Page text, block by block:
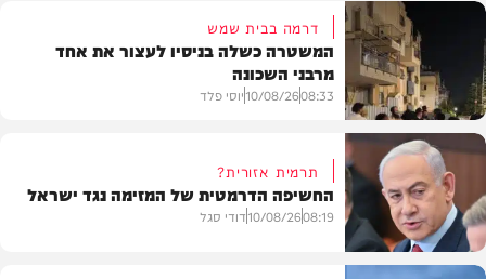
חרדים
דרמה בבית שמש
המשטרה כשלה בניסיו לעצור את אחד
מרבני השכונה
08:33
10/08/26יוסי פלד
תרמית אזורית?
החשיפה הדרמטית של המזימה נגד ישראל
08:19
10/08/26דודי סגל